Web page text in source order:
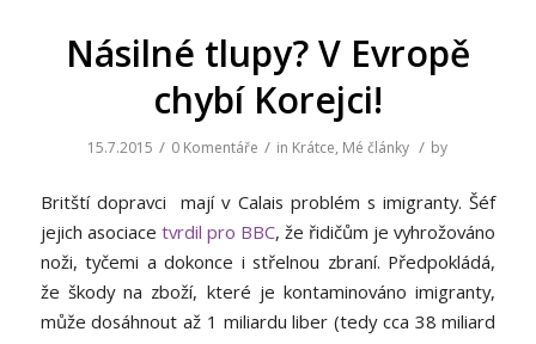
Násilné tlupy? V Evropě
chybí Korejci!
15.7.2015 / 0 Komentáře / in Krátce, Mé články / by
Britští dopravci mají v Calais problém s imigranty. Šéf
jejich asociace tvrdil pro BBC, že řidičům je vyhrožováno
noži, tyčemi a dokonce i střelnou zbraní. Předpokládá,
že škody na zboží, které je kontaminováno imigranty,
může dosáhnout až 1 miliardu liber (tedy cca 38 miliard